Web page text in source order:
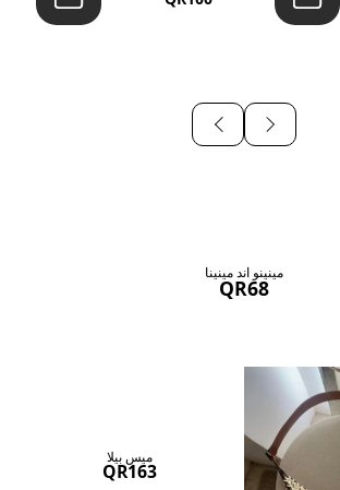
مينينو اند مينينا
QR68
ميس بيلا
QR163